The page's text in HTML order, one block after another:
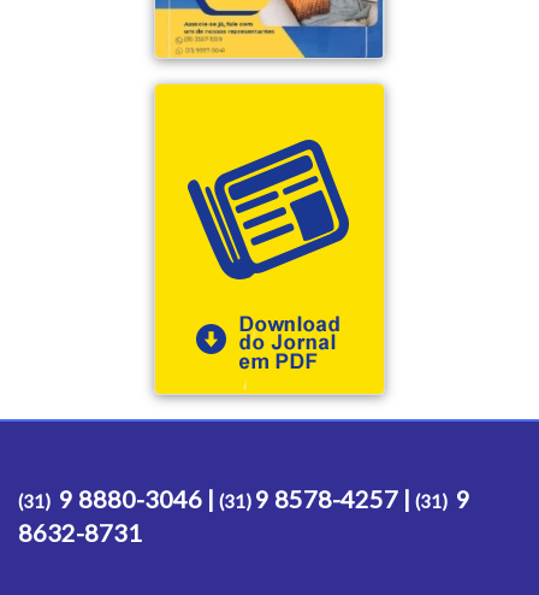
(31) 9 8880-3046 | (31) 9 8578-4257 | (31) 9
8632-8731